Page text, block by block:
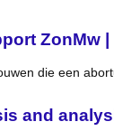
ZonMw
die een
and